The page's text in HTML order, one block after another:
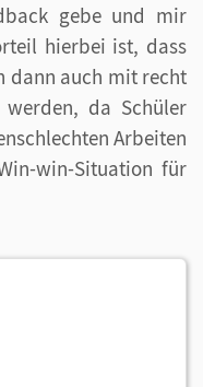
gebe und mir
hierbei ist, dass
dann auch mit recht
werden, da Schüler
Arbeiten
win-Situation für